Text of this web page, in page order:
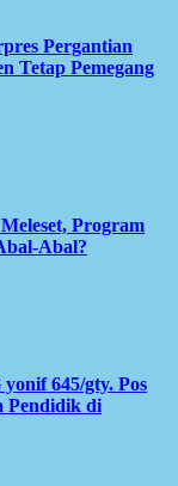
Pergantian
Tetap Pemegang
Program
Abal?
645/gty. Pos
Pendidik di